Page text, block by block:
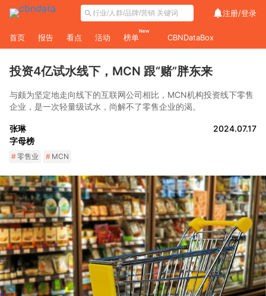
注册/登录
首页 报告 看点 活动 榜单
New
CBNDataBox
投资4亿试水线下，MCN 跟“赌”胖东来
与颇为坚定地走向线下的互联网公司相比，MCN机构投资线下零售
企业，是一次轻量级试水，尚解不了零售企业的渴。
张琳
字母榜
2024.07.17
#零售业 # MCN